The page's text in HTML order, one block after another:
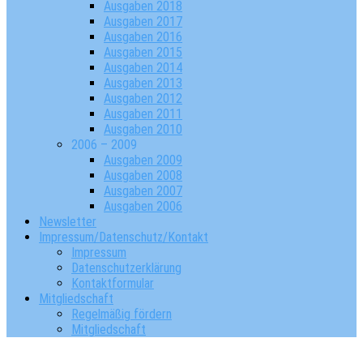
Ausgaben 2018
Ausgaben 2017
Ausgaben 2016
Ausgaben 2015
Ausgaben 2014
Ausgaben 2013
Ausgaben 2012
Ausgaben 2011
Ausgaben 2010
2006 – 2009
Ausgaben 2009
Ausgaben 2008
Ausgaben 2007
Ausgaben 2006
Newsletter
Impressum/Datenschutz/Kontakt
Impressum
Datenschutzerklärung
Kontaktformular
Mitgliedschaft
Regelmäßig fördern
Mitgliedschaft